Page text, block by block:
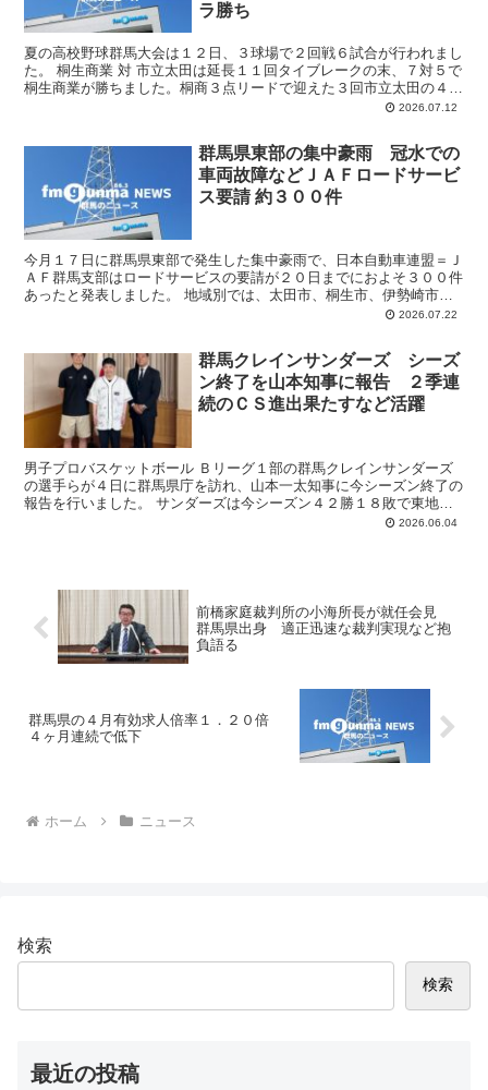
ラ勝ち
夏の高校野球群馬大会は１２日、３球場で２回戦６試合が行われまし
た。 桐生商業 対 市立太田は延長１１回タイブレークの末、７対５で
桐生商業が勝ちました。桐商３点リードで迎えた３回市立太田の４番
高橋が大会１０号の３ランホームランを放って逆転しま... 2026.07.12
群馬県東部の集中豪雨 冠水での
車両故障などＪＡＦロードサービ
ス要請 約３００件
今月１７日に群馬県東部で発生した集中豪雨で、日本自動車連盟＝Ｊ
ＡＦ群馬支部はロードサービスの要請が２０日までにおよそ３００件
あったと発表しました。 地域別では、太田市、桐生市、伊勢崎市か
らの要請が多かったということです。内容は冠水した道路へ...2026.07.22
群馬クレインサンダーズ シーズ
ン終了を山本知事に報告 ２季連
続のＣＳ進出果たすなど活躍
男子プロバスケットボール Ｂリーグ１部の群馬クレインサンダーズ
の選手らが４日に群馬県庁を訪れ、山本一太知事に今シーズン終了の
報告を行いました。 サンダーズは今シーズン４２勝１８敗で東地区
１３チーム中３位、ワイルドカード１位となり、２季連続２...2026.06.04
前橋家庭裁判所の小海所長が就任会見
群馬県出身 適正迅速な裁判実現など抱
負語る
群馬県の４月有効求人倍率１．２０倍
４ヶ月連続で低下
ホーム ニュース
検索
検索
最近の投稿